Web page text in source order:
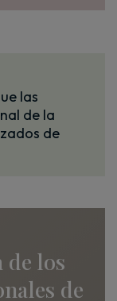
las
de la
de
de los
de